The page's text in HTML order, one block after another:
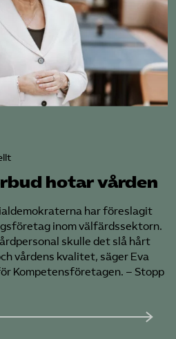
hotar vården
har föreslagit
inom välfärdssektorn.
skulle det slå hårt
vårdens kvalitet, säger Eva
Kompetensföretagen. – Stopp